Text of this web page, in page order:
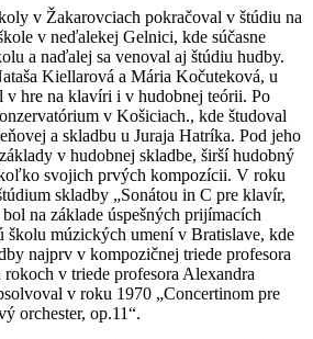
v Žakarovciach pokračoval v štúdiu na
v neďalekej Gelnici, kde súčasne
a naďalej sa venoval aj štúdiu hudby.
Kiellarová a Mária Kočuteková, u
v hre na klavíri i v hudobnej teórii. Po
v Košiciach., kde študoval
a skladbu u Juraja Hatríka. Pod jeho
v hudobnej skladbe, širší hudobný
svojich prvých kompozícii. V roku
skladby „Sonátou in C pre klavír,
na základe úspešných prijímacích
školu múzických umení v Bratislave, kde
najprv v kompozičnej triede profesora
v triede profesora Alexandra
v roku 1970 „Concertinom pre
orchester, op.11“.